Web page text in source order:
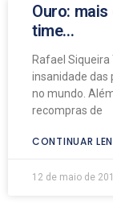
Ouro:
time…
Rafael
insanidade
no mundo.
recompras de
CONTINUAR
12 de maio de